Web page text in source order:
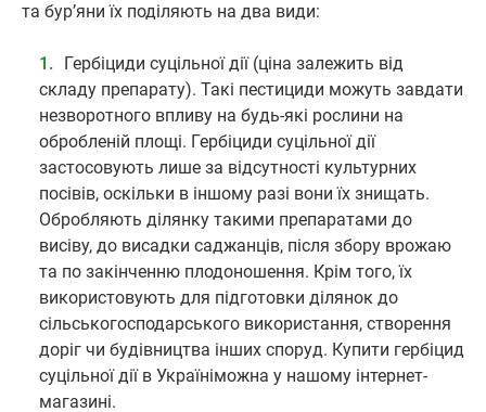
та бур’яни їх поділяють на два види:
Гербіциди суцільної дії (ціна залежить від
складу препарату). Такі пестициди можуть завдати
незворотного впливу на будь-які рослини на
обробленій площі. Гербіциди суцільної дії
застосовують лише за відсутності культурних
посівів, оскільки в іншому разі вони їх знищать.
Обробляють ділянку такими препаратами до
висіву, до висадки саджанців, після збору врожаю
та по закінченню плодоношення. Крім того, їх
використовують для підготовки ділянок до
сільськогосподарського використання, створення
доріг чи будівництва інших споруд. Купити гербіцид
суцільної дії в Україніможна у нашому інтернет-
магазині.